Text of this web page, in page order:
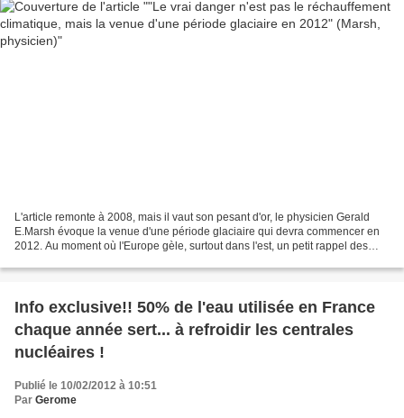
L'article remonte à 2008, mais il vaut son pesant d'or, le physicien Gerald
E.Marsh évoque la venue d'une période glaciaire qui devra commencer en
2012. Au moment où l'Europe gèle, surtout dans l'est, un petit rappel des
Info exclusive!! 50% de l'eau utilisée en France
chaque année sert... à refroidir les centrales
nucléaires !
Publié le 10/02/2012 à 10:51
Par Gerome